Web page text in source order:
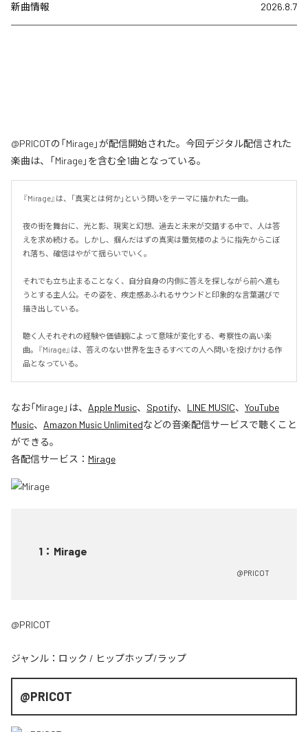
新曲情報 2026.8.7
@PRICOTの「Mirage」が配信開始された。今回デジタル配信された
楽曲は、「Mirage」を含む全1曲となっている。
『Mirage』は、「真実とは何か」という問いをテーマに描かれた一曲。
夜の街を舞台に、光と影、現実と幻想、過去と未来が交錯する中で、人は答
えを求め続ける。しかし、掴んだはずの真実は蜃気楼のように指先からこぼ
れ落ち、確信はやがて揺らいでいく。
それでも立ち止まることなく、自分自身の内側に答えを探しながら前へ進も
うとする主人公。その姿を、疾走感あふれるサウンドと印象的な言葉選びで
描き出している。
聴く人それぞれの経験や価値観によって意味が変化する、考察性の高い楽
曲。『Mirage』は、答えのない世界を生きるすべての人へ問いを投げかける作
品となっている。
なお「Mirage」は、 Apple Music、 Spotify、 LINE MUSIC、 YouTube
Music、 Amazon Music Unlimitedなどの音楽配信サービスで聴くこと
ができる。
各配信サービス： Mirage
1 ： Mirage
@PRICOT
@PRICOT
ジャンル： ロック / ヒップホップ/ラップ
@PRICOT